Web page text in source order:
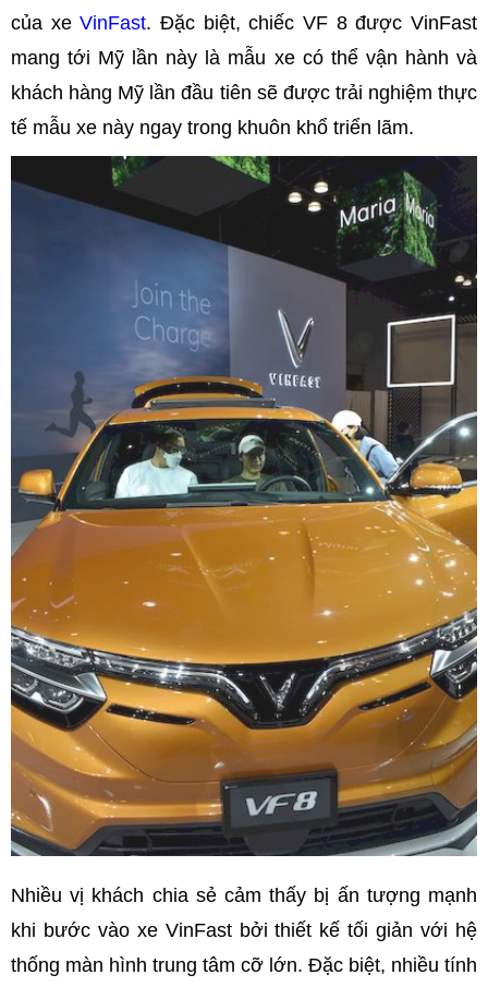
của xeVinFast. Đặc biệt, chiếc VF 8 được VinFast
mang tới Mỹ lần này là mẫu xe có thể vận hành và
khách hàng Mỹ lần đầu tiên sẽ được trải nghiệm thực
tế mẫu xe này ngay trong khuôn khổ triển lãm.
Nhiều vị khách chia sẻ cảm thấy bị ấn tượng mạnh
khi bước vào xe VinFast bởi thiết kế tối giản với hệ
thống màn hình trung tâm cỡ lớn. Đặc biệt, nhiều tính